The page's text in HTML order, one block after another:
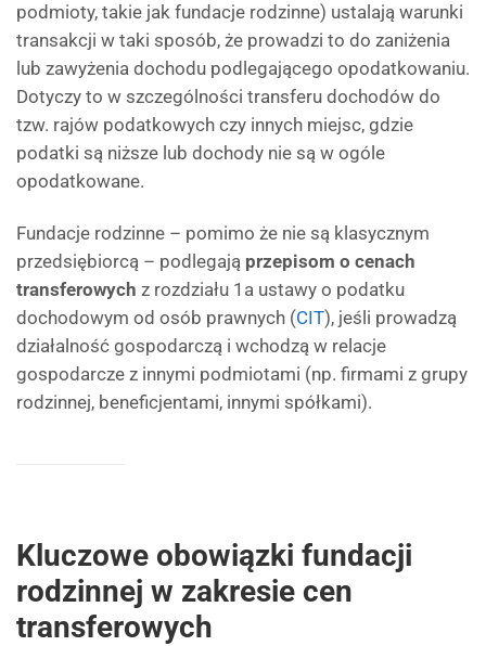
podmioty, takie jak fundacje rodzinne) ustalają warunki
transakcji w taki sposób, że prowadzi to do zaniżenia
lub zawyżenia dochodu podlegającego opodatkowaniu.
Dotyczy to w szczególności transferu dochodów do
tzw. rajów podatkowych czy innych miejsc, gdzie
podatki są niższe lub dochody nie są w ogóle
opodatkowane.
Fundacje rodzinne – pomimo że nie są klasycznym
przedsiębiorcą – podlegają przepisom o cenach
transferowych z rozdziału 1a ustawy o podatku
dochodowym od osób prawnych (CIT), jeśli prowadzą
działalność gospodarczą i wchodzą w relacje
gospodarcze z innymi podmiotami (np. firmami z grupy
rodzinnej, beneficjentami, innymi spółkami).
Kluczowe obowiązki fundacji
rodzinnej w zakresie cen
transferowych